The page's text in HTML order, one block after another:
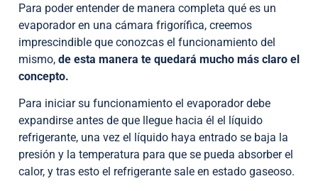
Para poder entender de manera completa qué es un
evaporador en una cámara frigorífica, creemos
imprescindible que conozcas el funcionamiento del
mismo, de esta manera te quedará mucho más claro el
concepto.
Para iniciar su funcionamiento el evaporador debe
expandirse antes de que llegue hacia él el líquido
refrigerante, una vez el líquido haya entrado se baja la
presión y la temperatura para que se pueda absorber el
calor, y tras esto el refrigerante sale en estado gaseoso.